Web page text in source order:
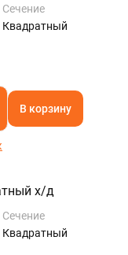
Сечение
Квадратный
В корзину
х/д
Сечение
Квадратный